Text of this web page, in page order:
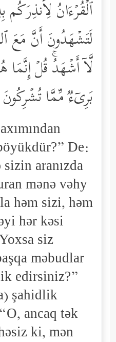
ٱلۡقُرۡءَانُ لِأُنذِرَكُم
لَتَشۡهَدُونَ أَنَّ مَعَ
لَّاۤ أَشۡهَدُۚ قُلۡ إِنَّمَا
بَرِیۤءࣱ مِّمَّا تُشۡرِكُونَ
De:
aranızda
mənə vəhy
həm sizi, həm
hər kəsi
siz
məbudlar
edirsiniz?”
şahidlik
ancaq tək
ki, mən